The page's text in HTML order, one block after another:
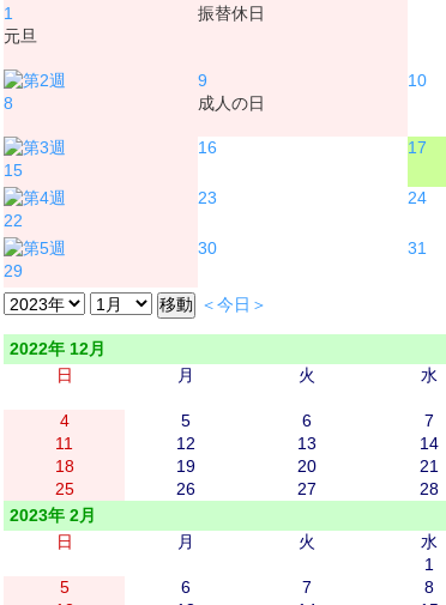
1
元旦
振替休日
8
9
成人の日
10
15
16 17
22
23 24
29
30 31
＜今日＞
2022年 12月
日
月 火 水
4
5 6 7
11
12 13 14
18
19 20 21
25
26 27 28
2023年 2月
日
月 火 水
1
5
6 7 8